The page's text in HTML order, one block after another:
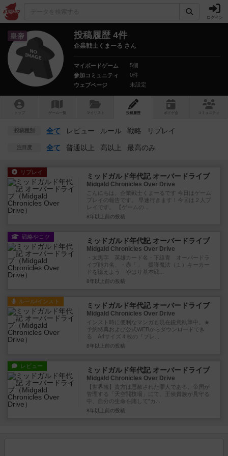
ログイン
皇帝 投稿履歴 4件
企業戦士くまーる さん
マイボードゲーム
5個
参加コミュニティ
0件
ウェブページ
未設定
トップ ゲーム一覧 マイリスト 投稿履歴 ボ ドゲ コミュニティ
投稿種別 全て レビュー ルール 戦略 リプレイ
注目度 全て 普通以上 高以上 最高のみ
リプレイ ミッドガルド年代記 オーバードライブ
Midgald Chronicles Over Drive
こんにちは。企業戦士くまーるです 今日はゲーム
プレイの報告です。 早速行きます！今回は２人プ
レイです。 【ゲームの...
8年以上前 の投稿
戦略やコツ ミッドガルド年代記 オーバードライブ
Midgald Chronicles Over Drive
・太黒字 英雄カード名・下線青 オーバードラ
イブ能力名、・赤「」 援護魔法（１）キーカー
ドを憶えよう やはり基本戦...
8年以上前 の投稿
ルール/インスト ミッドガルド年代記 オーバードライブ
Midgald Chronicles Over Drive
インスト時に便利なマンガも現在鋭意執筆中。★
予約特典および公式WEBからダウンロードでき
る A4サイズ４枚の『プレ...
8年以上前 の投稿
レビュー ミッドガルド年代記 オーバードライブ
Midgald Chronicles Over Drive
【世界観】貴方は恩赦された罪人である。帝国が
管理する「天空闘技場」にて、王侯貴族が見守る
中、自分の生命を賭して”カ...
8年以上前 の投稿